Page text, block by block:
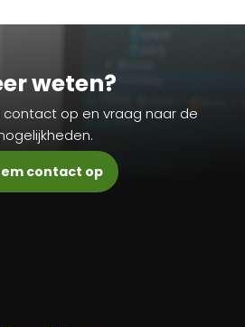
weten?
contact op en vraag naar de
contact op